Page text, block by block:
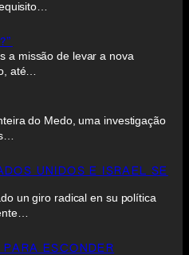
a missão de levar a nova
até…
do Medo, uma investigação
UNIDOS E ISRAEL SE
un giro radical en su política
ESCONDER